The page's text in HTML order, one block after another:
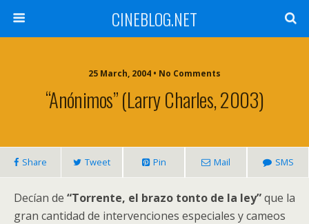
CINEBLOG.NET
25 March, 2004 • No Comments
“Anónimos” (Larry Charles, 2003)
Share Tweet Pin Mail SMS
Decían de “Torrente, el brazo tonto de la ley”que la
gran cantidad de intervenciones especiales y cameos